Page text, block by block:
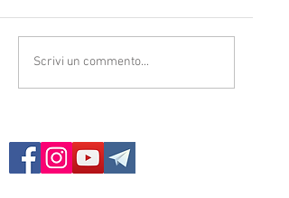
Scrivi un commento...